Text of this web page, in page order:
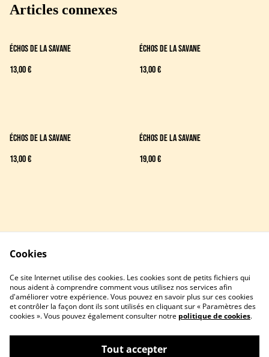
Articles connexes
Échos de la savane
13,00 €
Échos de la savane
13,00 €
Échos de la savane
13,00 €
Échos de la savane
19,00 €
Politique de confidentialité
Politique de cookies
Cookies
Ce site Internet utilise des cookies. Les cookies sont de petits fichiers qui
nous aident à comprendre comment vous utilisez nos services afin
d'améliorer votre expérience. Vous pouvez en savoir plus sur ces cookies
et contrôler la façon dont ils sont utilisés en cliquant sur « Paramètres des
cookies ». Vous pouvez également consulter notre politique de cookies.
Tout accepter